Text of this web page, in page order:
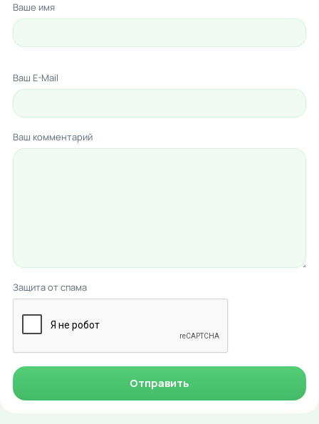
Ваше имя
Ваш E-Mail
Ваш комментарий
Защита от спама
Отправить